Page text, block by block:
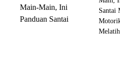
Main-Main, Ini
Panduan Santai